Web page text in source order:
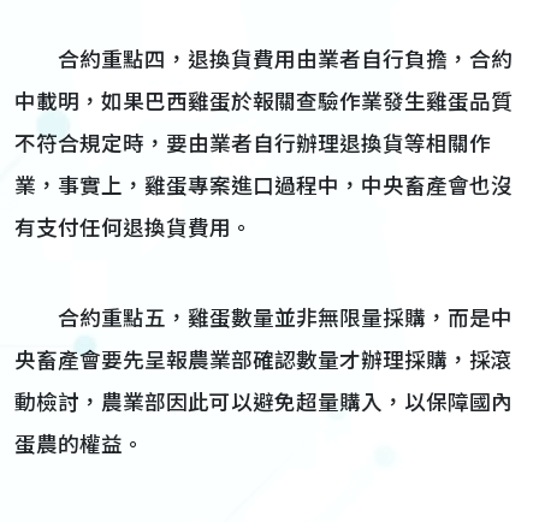
合約重點四，退換貨費用由業者自行負擔，合約
中載明，如果巴西雞蛋於報關查驗作業發生雞蛋品質
不符合規定時，要由業者自行辦理退換貨等相關作
業，事實上，雞蛋專案進口過程中，中央畜產會也沒
有支付任何退換貨費用。
合約重點五，雞蛋數量並非無限量採購，而是中
央畜產會要先呈報農業部確認數量才辦理採購，採滾
動檢討，農業部因此可以避免超量購入，以保障國內
蛋農的權益。